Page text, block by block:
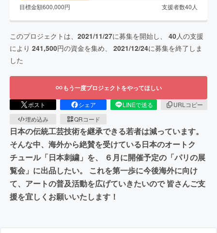
目標金額600,000円 支援者数40 人
このプロジェクトは、 2021/11/27に募集を開始し、 40人の支援
により 241,500円の資金を集め、 2021/12/24に募集を終了しま
した
もう一度プロジェクトをやってほしい
ポスト シェア LINEで送る
URLコピー
埋め込み
QRコード
日本の伝統工芸技術を継承できる若者は減っています。
そんな中、海外から絶賛を受けている日本のオートク
チュール「日本刺繍」を、 ６月に開催予定の「パリの展
覧会」に出品したい。 これを第一歩に今後海外に向け
て、アートの普及活動を広げていきたいので 皆さんご支
援を宜しくお願いいたします！